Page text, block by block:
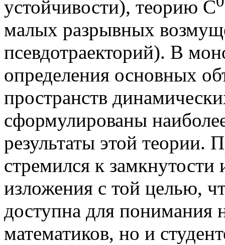
устойчивости), теорию C
малых разрывных
псевдотраекторий). В
определения основных
пространств
сформулированы
результаты этой теории.
стремился к замкнутости
изложения с той целью,
доступна для понимания
математиков, но и